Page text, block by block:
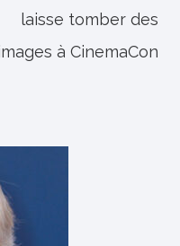
laisse tomber des
à CinemaCon